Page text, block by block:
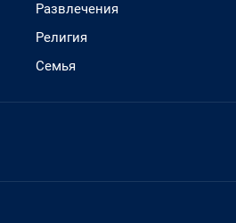
Развлечения
Религия
Семья